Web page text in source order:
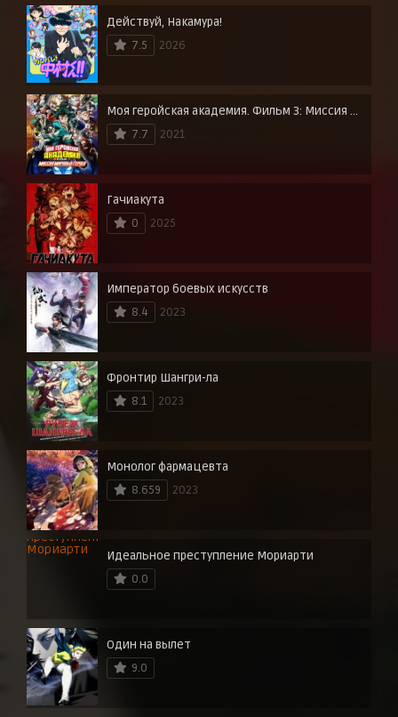
Действуй, Накамура!
7.5
2026
Моя геройская академия. Фильм 3: Миссия мировых героев
7.7
2021
Гачиакута
0
2025
Император боевых искусств
8.4
2023
Фронтир Шангри-ла
8.1
2023
Монолог фармацевта
8.659
2023
Идеальное преступление Мориарти
0.0
Один на вылет
9.0